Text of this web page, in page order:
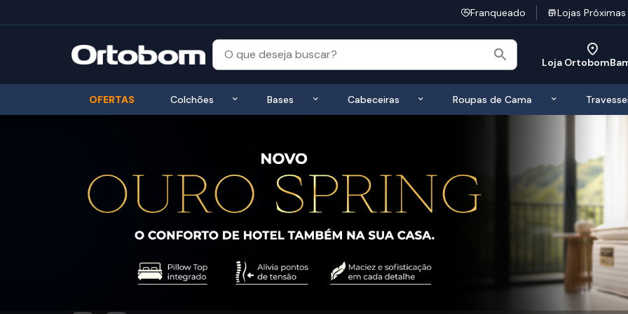
Franqueado Lojas Próximas
Loja
OFERTAS Colchões Exibir submenu de Colchões
Bases Exibir submenu de Bases
Cabeceiras Exibir submenu de Cabeceiras
Roupas de Cama Exibir